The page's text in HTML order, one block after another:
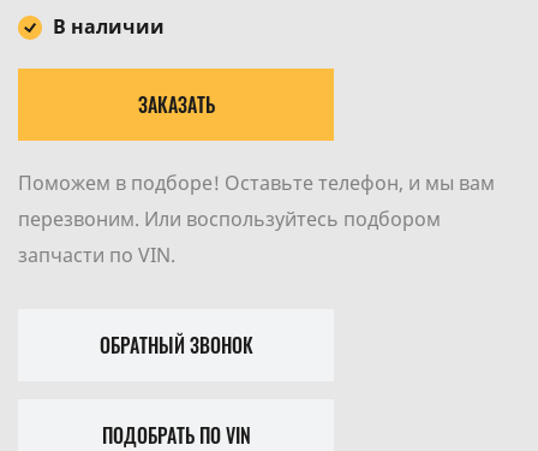
В наличии
ЗАКАЗАТЬ
Поможем в подборе! Оставьте телефон, и мы вам
перезвоним. Или воспользуйтесь подбором
запчасти по VIN.
ОБРАТНЫЙ ЗВОНОК
ПОДОБРАТЬ ПО VIN